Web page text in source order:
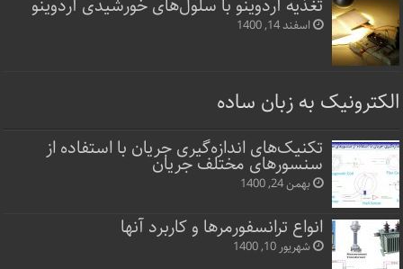
تغذیه آردوینو با سلول‌های خورشیدی آردوینو
اسفند 14, 1400
الکترونیک به زبان ساده
تکنیک‌های اندازه‌گیری جریان با استفاده از
سنسورهای مختلف جریان
بهمن 24, 1400
انواع ترانسفورمرها و کاربرد آنها
شهریور 10, 1400